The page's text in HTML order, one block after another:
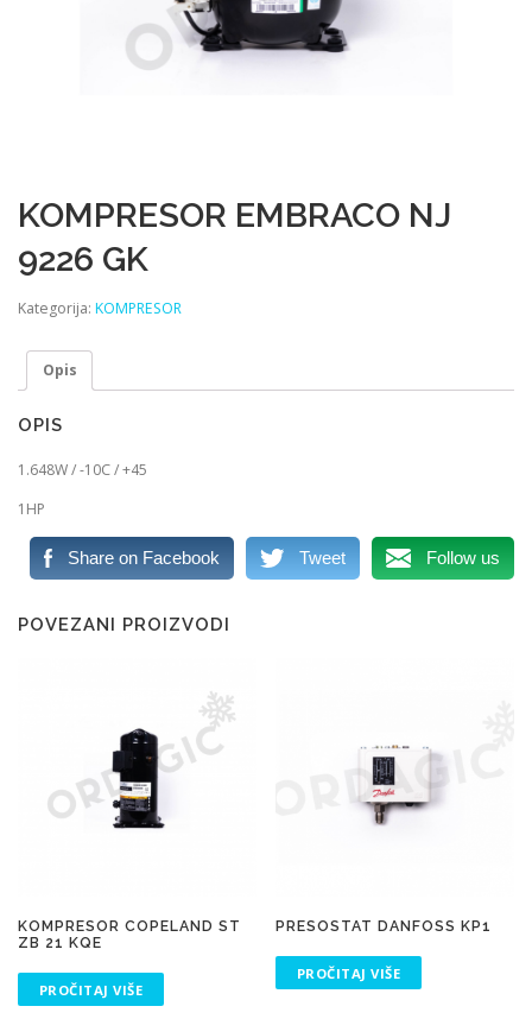
KOMPRESOR EMBRACO NJ
9226 GK
Kategorija: KOMPRESOR
Opis
OPIS
1.648W / -10C / +45
1HP
Share on Facebook Tweet Follow us
POVEZANI PROIZVODI
KOMPRESOR COPELAND ST
ZB 21 KQE
PROČITAJ VIŠE
PRESOSTAT DANFOSS KP1
PROČITAJ VIŠE